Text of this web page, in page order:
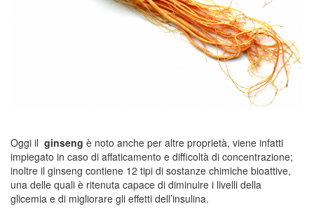
Oggi il ginseng è noto anche per altre proprietà, viene infatti
impiegato in caso di affaticamento e difficoltà di concentrazione;
inoltre il ginseng contiene 12 tipi di sostanze chimiche bioattive,
una delle quali è ritenuta capace di diminuire i livelli della
glicemia e di migliorare gli effetti dell’insulina.